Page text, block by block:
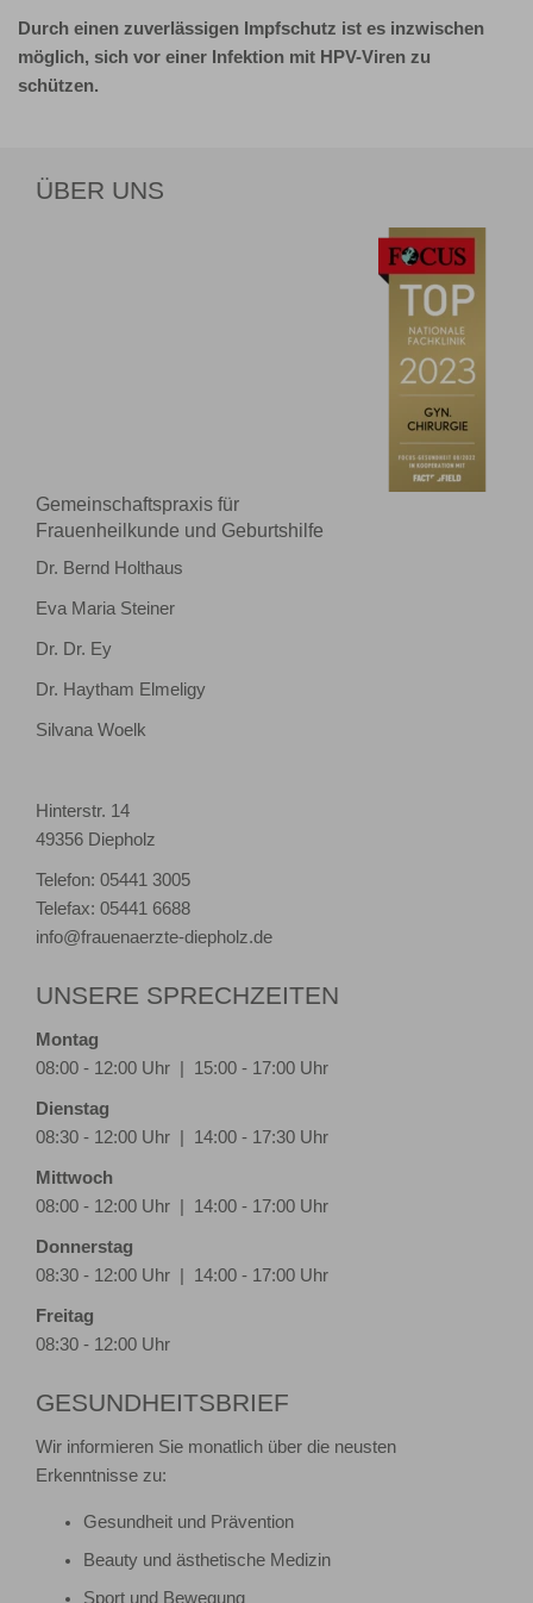
Durch einen zuverlässigen Impfschutz ist es inzwischen
möglich, sich vor einer Infektion mit HPV-Viren zu
schützen.
ÜBER UNS
Gemeinschaftspraxis für
Frauenheilkunde und Geburtshilfe
Dr. Bernd Holthaus
Eva Maria Steiner
Dr. Dr. Ey
Dr. Haytham Elmeligy
Silvana Woelk
Hinterstr. 14
49356 Diepholz
Telefon: 05441 3005
Telefax: 05441 6688
info@frauenaerzte-diepholz.de
UNSERE SPRECHZEITEN
Montag
08:00 - 12:00 Uhr | 15:00 - 17:00 Uhr
Dienstag
08:30 - 12:00 Uhr | 14:00 - 17:30 Uhr
Mittwoch
08:00 - 12:00 Uhr | 14:00 - 17:00 Uhr
Donnerstag
08:30 - 12:00 Uhr | 14:00 - 17:00 Uhr
Freitag
08:30 - 12:00 Uhr
GESUNDHEITSBRIEF
Wir informieren Sie monatlich über die neusten
Erkenntnisse zu:
Gesundheit und Prävention
Beauty und ästhetische Medizin
Sport und Bewegung